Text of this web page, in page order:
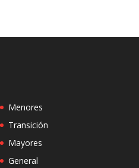
Menores
Transición
Mayores
General